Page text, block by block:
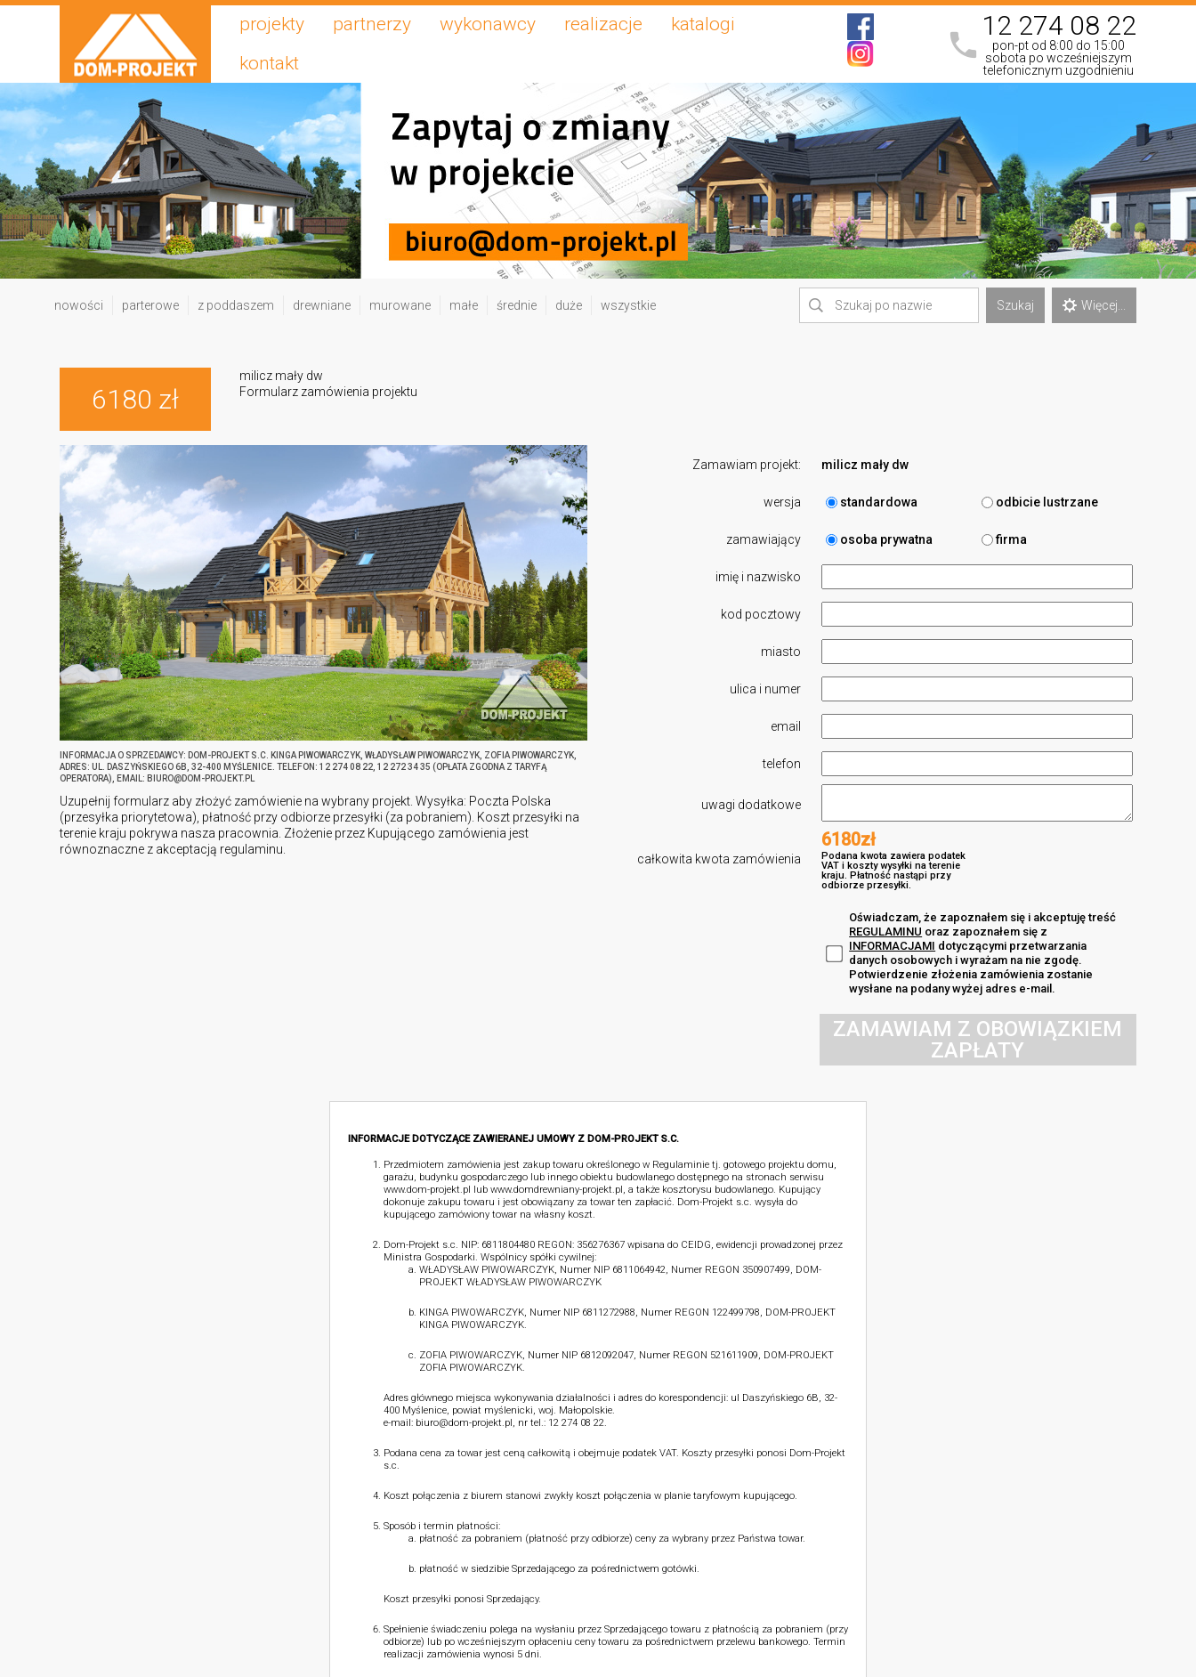
projekty partnerzy wykonawcy realizacje
katalogi
kontakt
12 274 08 22
pon-pt od 8:00 do 15:00
sobota po wcześniejszym
telefonicznym uzgodnieniu
nowości parterowe z poddaszem drewniane murowane małe średnie duże wszystkie Szukaj Więcej...
6180 zł
milicz mały dw
Formularz zamówienia projektu
INFORMACJA O SPRZEDAWCY: DOM-PROJEKT S.C. KINGA PIWOWARCZYK, WŁADYSŁAW PIWOWARCZYK, ZOFIA PIWOWARCZYK,
ADRES: UL. DASZYŃSKIEGO 6B, 32-400 MYŚLENICE. TELEFON: 12 274 08 22, 12 272 34 35 (OPŁATA ZGODNA Z TARYFĄ
OPERATORA), EMAIL: BIURO@DOM-PROJEKT.PL
Uzupełnij formularz aby złożyć zamówienie na wybrany projekt. Wysyłka: Poczta Polska
(przesyłka priorytetowa), płatność przy odbiorze przesyłki (za pobraniem). Koszt przesyłki na
terenie kraju pokrywa nasza pracownia. Złożenie przez Kupującego zamówienia jest
równoznaczne z akceptacją regulaminu.
Zamawiam projekt: milicz mały dw
wersja standardowa odbicie lustrzane
zamawiający osoba prywatna firma
imię i nazwisko
kod pocztowy
miasto
ulica i numer
email
telefon
uwagi dodatkowe
całkowita kwota zamówienia
6180zł
Podana kwota zawiera podatek
VAT i koszty wysyłki na terenie
kraju. Płatność nastąpi przy
odbiorze przesyłki.
Oświadczam, że zapoznałem się i akceptuję treść
REGULAMINU oraz zapoznałem się z
INFORMACJAMI dotyczącymi przetwarzania
danych osobowych i wyrażam na nie zgodę.
Potwierdzenie złożenia zamówienia zostanie
wysłane na podany wyżej adres e-mail.
ZAMAWIAM Z OBOWIĄZKIEM
ZAPŁATY
INFORMACJE DOTYCZĄCE ZAWIERANEJ UMOWY Z DOM-PROJEKT S.C.
Przedmiotem zamówienia jest zakup towaru określonego w Regulaminie tj. gotowego projektu domu,
garażu, budynku gospodarczego lub innego obiektu budowlanego dostępnego na stronach serwisu
www.dom-projekt.pl lub www.domdrewniany-projekt.pl, a także kosztorysu budowlanego. Kupujący
dokonuje zakupu towaru i jest obowiązany za towar ten zapłacić. Dom-Projekt s.c. wysyła do
kupującego zamówiony towar na własny koszt.
Dom-Projekt s.c. NIP: 6811804480 REGON: 356276367 wpisana do CEIDG, ewidencji prowadzonej przez
Ministra Gospodarki. Wspólnicy spółki cywilnej:
WŁADYSŁAW PIWOWARCZYK, Numer NIP 6811064942, Numer REGON 350907499, DOM-
PROJEKT WŁADYSŁAW PIWOWARCZYK
KINGA PIWOWARCZYK, Numer NIP 6811272988, Numer REGON 122499798, DOM-PROJEKT
KINGA PIWOWARCZYK.
ZOFIA PIWOWARCZYK, Numer NIP 6812092047, Numer REGON 521611909, DOM-PROJEKT
ZOFIA PIWOWARCZYK.
Adres głównego miejsca wykonywania działalności i adres do korespondencji: ul Daszyńskiego 6B, 32-
400 Myślenice, powiat myślenicki, woj. Małopolskie.
e-mail: biuro@dom-projekt.pl, nr tel.: 12 274 08 22.
Podana cena za towar jest ceną całkowitą i obejmuje podatek VAT. Koszty przesyłki ponosi Dom-Projekt
s.c.
Koszt połączenia z biurem stanowi zwykły koszt połączenia w planie taryfowym kupującego.
Sposób i termin płatności:
płatność za pobraniem (płatność przy odbiorze) ceny za wybrany przez Państwa towar.
płatność w siedzibie Sprzedającego za pośrednictwem gotówki.
Koszt przesyłki ponosi Sprzedający.
Spełnienie świadczeniu polega na wysłaniu przez Sprzedającego towaru z płatnością za pobraniem (przy
odbiorze) lub po wcześniejszym opłaceniu ceny towaru za pośrednictwem przelewu bankowego. Termin
realizacji zamówienia wynosi 5 dni.